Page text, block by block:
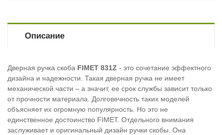
Описание
Дверная ручка скоба FIMET 831Z - это сочетание эффектного
дизайна и надежности. Такая дверная ручка не имеет
механической части – а значит, ее срок службы зависит только
от прочности материала. Долговечность таких моделей
объясняет их огромную популярность. Но это не
единственное достоинство FIMET. Отдельного внимания
заслуживает и оригинальный дизайн ручки скобы. Она